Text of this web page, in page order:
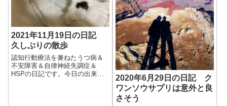
2021年11月19日の日記
久しぶりの散歩
認知行動療法を兼ねたうつ病＆
不安障害＆自律神経失調症＆
HSPの日記です。今日の出来事
2020年6月29日の日記 ク
ワンソウサプリは意外と良
さそう